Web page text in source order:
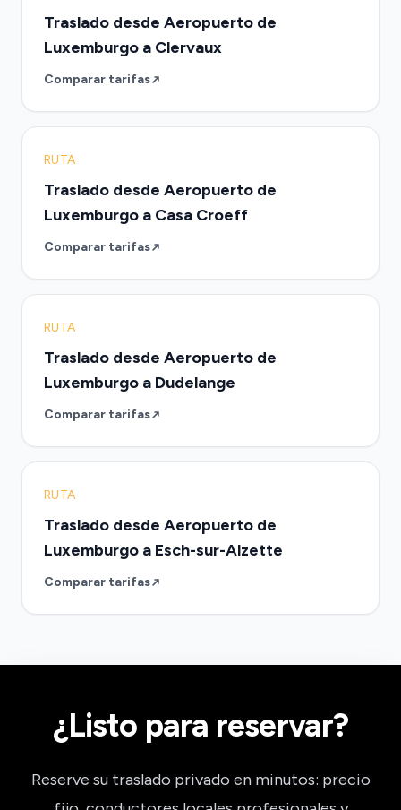
Traslado desde Aeropuerto de
Luxemburgo a Clervaux
Comparar tarifas
RUTA
Traslado desde Aeropuerto de
Luxemburgo a Casa Croeff
Comparar tarifas
RUTA
Traslado desde Aeropuerto de
Luxemburgo a Dudelange
Comparar tarifas
RUTA
Traslado desde Aeropuerto de
Luxemburgo a Esch-sur-Alzette
Comparar tarifas
¿Listo para reservar?
Reserve su traslado privado en minutos: precio